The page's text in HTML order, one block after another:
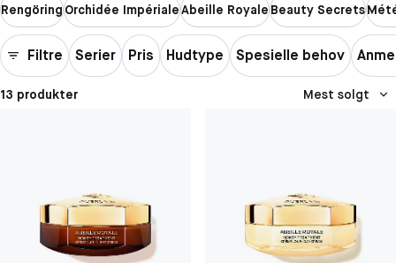
RengöringOrchidée ImpérialeAbeille RoyaleBeauty Secrets
Filtre Serier Pris Hudtype Spesielle behov
13 produkter Mest solgt